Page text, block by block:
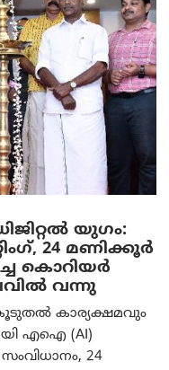
യുഗം:
24 മണിക്കൂർ
കൊറിയർ
വന്നു
കാര്യക്ഷമവും
എഐ (AI)
24